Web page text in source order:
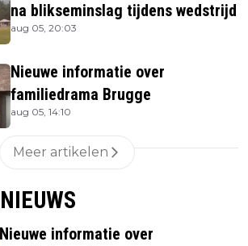
na blikseminslag tijdens wedstrijd
aug 05, 20:03
Nieuwe informatie over
familiedrama Brugge
aug 05, 14:10
Meer artikelen
Nieuwe informatie over